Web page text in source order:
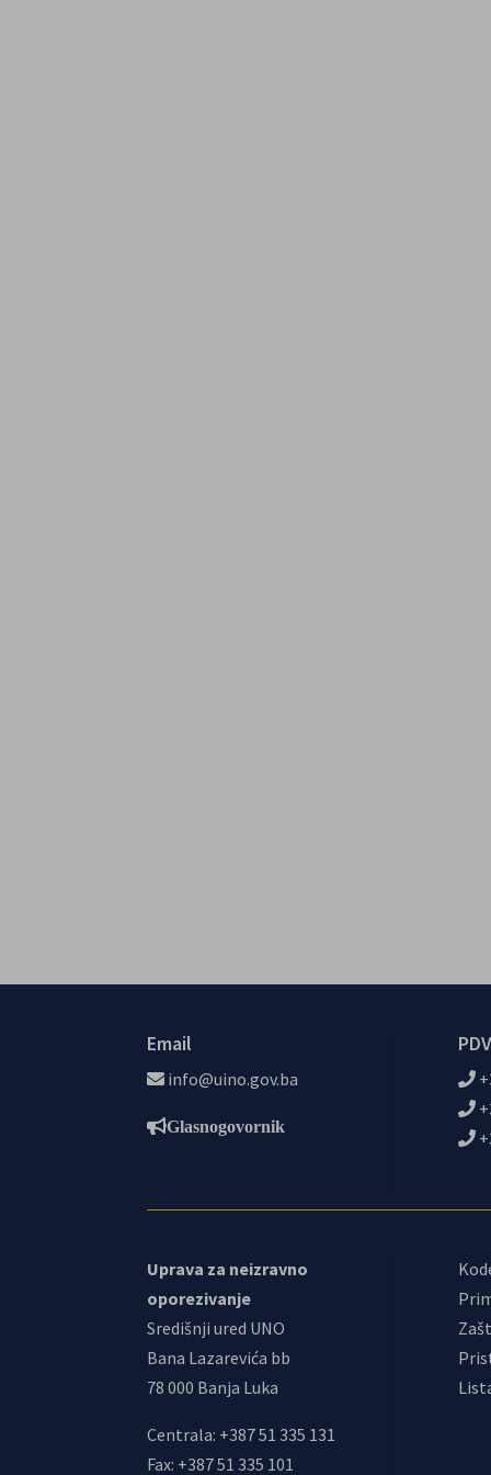
Email
info@uino.gov.ba
Glasnogovornik
Uprava za neizravno
oporezivanje
Središnji ured UNO
Bana Lazarevića bb
78 000 Banja Luka
Centrala: +387 51 335 131
Fax: +387 51 335 101